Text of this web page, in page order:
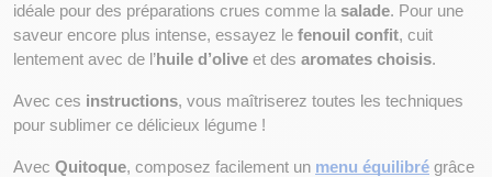
idéale pour des préparations crues comme la salade. Pour une
saveur encore plus intense, essayez le fenouil confit, cuit
lentement avec de l’huile d’olive et des aromates choisis.
Avec ces instructions, vous maîtriserez toutes les techniques
pour sublimer ce délicieux légume !
Avec Quitoque, composez facilement un menu équilibré grâce